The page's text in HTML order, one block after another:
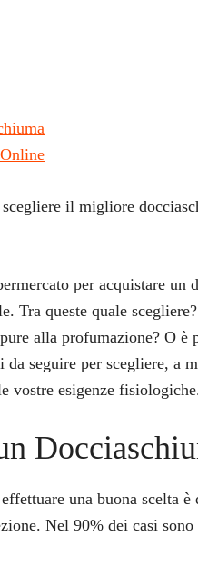
il migliore
per acquistare
Tra queste quale
alla profumazione? O
seguire per scegliere, a
vostre esigenze
una buona scelta
Nel 90% dei casi